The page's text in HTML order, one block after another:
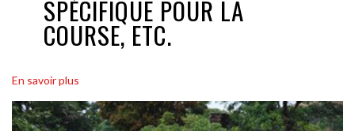
SPÉCIFIQUE POUR LA
COURSE, ETC.
En savoir plus